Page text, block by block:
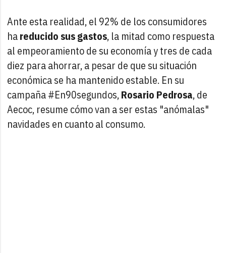
Ante esta realidad, el 92% de los consumidores
hareducido sus gastos, la mitad como respuesta
al empeoramiento de su economía y tres de cada
diez para ahorrar, a pesar de que su situación
económica se ha mantenido estable. En su
campaña #En90segundos,Rosario Pedrosa, de
Aecoc, resume cómo van a ser estas "anómalas"
navidades en cuanto al consumo.